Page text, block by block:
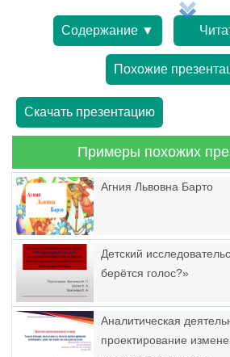
Содержание ▼
Похожие
Скачать презентацию
Примеры похожих
Агния Львовна Барто
Детский
берётся голос?»
Аналитическая
проектирование